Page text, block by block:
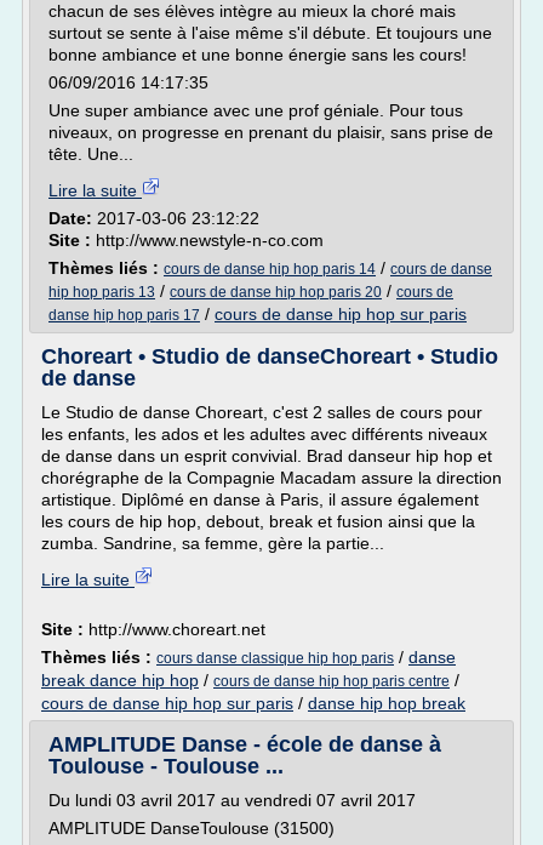
chacun de ses élèves intègre au mieux la choré mais
surtout se sente à l'aise même s'il débute. Et toujours une
bonne ambiance et une bonne énergie sans les cours!
06/09/2016 14:17:35
Une super ambiance avec une prof géniale. Pour tous
niveaux, on progresse en prenant du plaisir, sans prise de
tête. Une...
Lire la suite
Date: 2017-03-06 23:12:22
Site : http://www.newstyle-n-co.com
Thèmes liés : cours de danse hip hop paris 14 / cours de danse
hip hop paris 13 / cours de danse hip hop paris 20 / cours de
danse hip hop paris 17 / cours de danse hip hop sur paris
Choreart • Studio de danseChoreart • Studio
de danse
Le Studio de danse Choreart, c'est 2 salles de cours pour
les enfants, les ados et les adultes avec différents niveaux
de danse dans un esprit convivial. Brad danseur hip hop et
chorégraphe de la Compagnie Macadam assure la direction
artistique. Diplômé en danse à Paris, il assure également
les cours de hip hop, debout, break et fusion ainsi que la
zumba. Sandrine, sa femme, gère la partie...
Lire la suite
Site : http://www.choreart.net
Thèmes liés : cours danse classique hip hop paris / danse
break dance hip hop / cours de danse hip hop paris centre /
cours de danse hip hop sur paris / danse hip hop break
AMPLITUDE Danse - école de danse à
Toulouse - Toulouse ...
Du lundi 03 avril 2017 au vendredi 07 avril 2017
AMPLITUDE DanseToulouse (31500)